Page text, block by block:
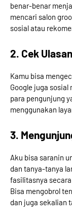
benar-benar
mencari salon
sosial atau
2. Cek
Kamu bisa
Google juga
para pengunjung
menggunakan
3.
Aku bisa saranin
dan tanya-tanya
fasilitasnya secara
Bisa mengobrol
dan juga sekalian